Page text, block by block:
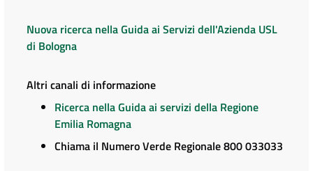
Nuova ricerca nella Guida ai Servizi dell'Azienda USL
di Bologna
Altri canali di informazione
Ricerca nella Guida ai servizi della Regione
Emilia Romagna
Chiama il Numero Verde Regionale 800 033033